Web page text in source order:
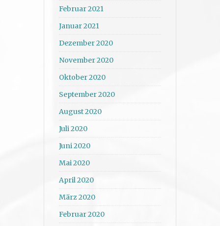
Februar 2021
Januar 2021
Dezember 2020
November 2020
Oktober 2020
September 2020
August 2020
Juli 2020
Juni 2020
Mai 2020
April 2020
März 2020
Februar 2020